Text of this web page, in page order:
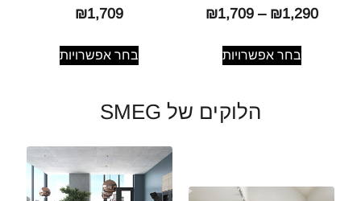
₪1,290
–
₪1,709
בחר אפשרויות
₪1,709
בחר אפשרויות
הלוקים של SMEG